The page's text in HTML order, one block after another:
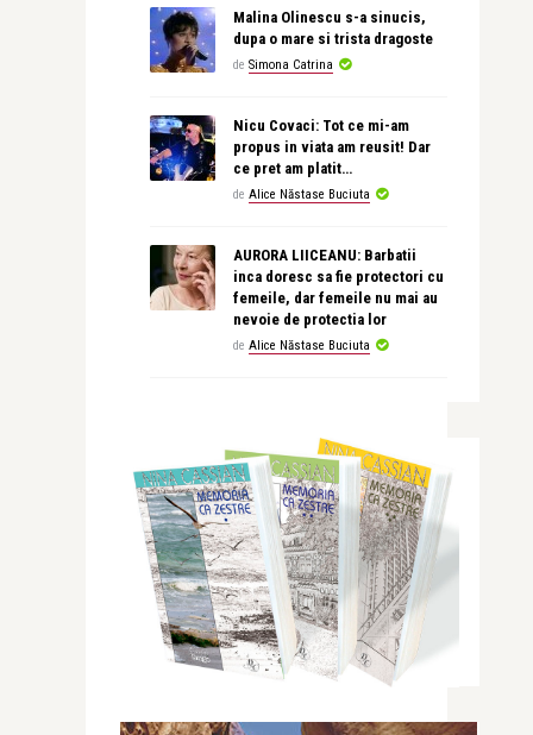
Malina Olinescu s-a sinucis,
dupa o mare si trista dragoste
de Simona Catrina
Nicu Covaci: Tot ce mi-am
propus in viata am reusit! Dar
ce pret am platit…
de Alice Năstase Buciuta
AURORA LIICEANU: Barbatii
inca doresc sa fie protectori cu
femeile, dar femeile nu mai au
nevoie de protectia lor
de Alice Năstase Buciuta